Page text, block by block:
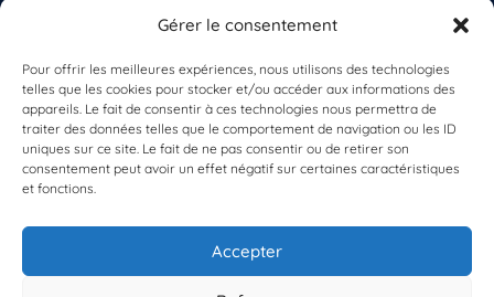
Gérer le consentement
Pour offrir les meilleures expériences, nous utilisons des technologies
telles que les cookies pour stocker et/ou accéder aux informations des
appareils. Le fait de consentir à ces technologies nous permettra de
traiter des données telles que le comportement de navigation ou les ID
uniques sur ce site. Le fait de ne pas consentir ou de retirer son
consentement peut avoir un effet négatif sur certaines caractéristiques
et fonctions.
Accepter
À propos de BioLit
Vos données d'observation
Ressources
Résultats du programme
S'INSCRIRE À LA NEWSLETTER
Vous n’êtes pas encore inscrit à Biolit ?
Inscrivez-vous dès maintenant